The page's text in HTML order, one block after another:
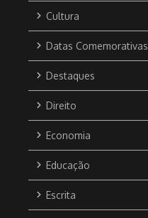
Cultura
Datas Comemorativas
Destaques
Direito
Economia
Educação
Escrita